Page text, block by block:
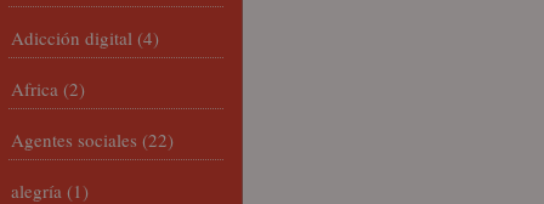
Adicción digital (4)
Africa (2)
Agentes sociales (22)
alegría (1)